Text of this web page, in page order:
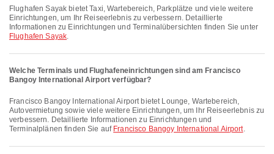
Flughafen Sayak bietet Taxi, Wartebereich, Parkplätze und viele weitere
Einrichtungen, um Ihr Reiseerlebnis zu verbessern. Detaillierte
Informationen zu Einrichtungen und Terminalübersichten finden Sie unter
Flughafen Sayak.
Welche Terminals und Flughafeneinrichtungen sind am Francisco
Bangoy International Airport verfügbar?
Francisco Bangoy International Airport bietet Lounge, Wartebereich,
Autovermietung sowie viele weitere Einrichtungen, um Ihr Reiseerlebnis zu
verbessern. Detaillierte Informationen zu Einrichtungen und
Terminalplänen finden Sie auf Francisco Bangoy International Airport.